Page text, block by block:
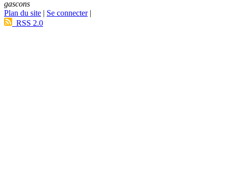
gascons
Plan du site
Se connecter|
RSS 2.0